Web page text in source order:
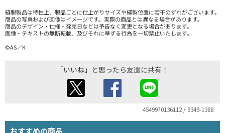
縫製製品は特性上、製品ごとに仕上がりサイズや縫製位置に若干のずれがございます。
商品の写真および画像はイメージです。実際の商品とは異なる場合があります。
商品のデザイン・仕様・発売日などは予告なく変更となる場合があります。
画像・テキストの無断転載、及びそれに準ずる行為を一切禁止いたします。
©AS／K
「いいね」と思ったら友達に共有！
4549970136112 / 9349-1388
おすすめの商品